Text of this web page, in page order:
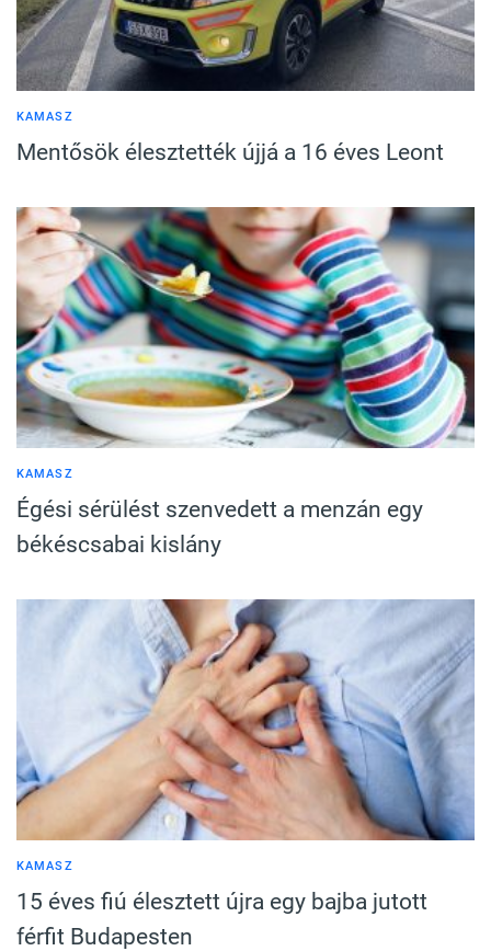
KAMASZ
Mentősök élesztették újjá a 16 éves Leont
KAMASZ
Égési sérülést szenvedett a menzán egy
békéscsabai kislány
KAMASZ
15 éves fiú élesztett újra egy bajba jutott
férfit Budapesten